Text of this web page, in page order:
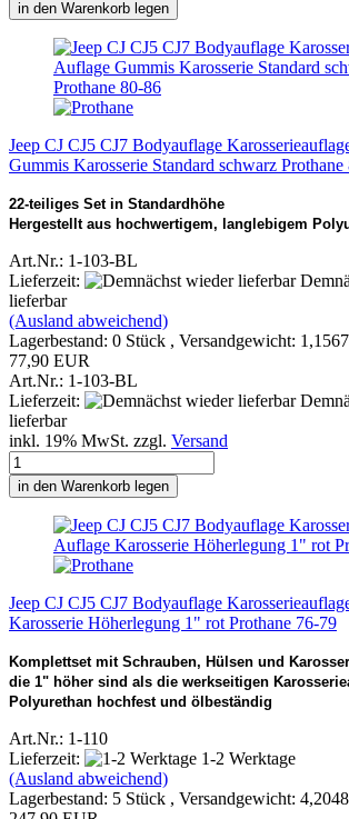
in den Warenkorb legen
Jeep CJ CJ5 CJ7 Bodyauflage
Gummis Karosserie Standard schwarz Prothane
22-teiliges Set in Standardhöhe
Hergestellt aus hochwertigem, langlebigem
Art.Nr.: 1-103-BL
Lieferzeit:
lieferbar
(Ausland abweichend)
Lagerbestand: 0 Stück , Versandgewicht: 1,1567
77,90 EUR
Art.Nr.: 1-103-BL
Lieferzeit:
lieferbar
inkl. 19% MwSt. zzgl. Versand
in den Warenkorb legen
Jeep CJ CJ5 CJ7 Bodyauflage
Karosserie Höherlegung 1" rot Prothane 76-79
Komplettset mit Schrauben, Hülsen und
die 1" höher sind als die werkseitigen
Polyurethan hochfest und ölbeständig
Art.Nr.: 1-110
Lieferzeit:
1-2 Werktage
(Ausland abweichend)
Lagerbestand: 5 Stück , Versandgewicht: 4,2048